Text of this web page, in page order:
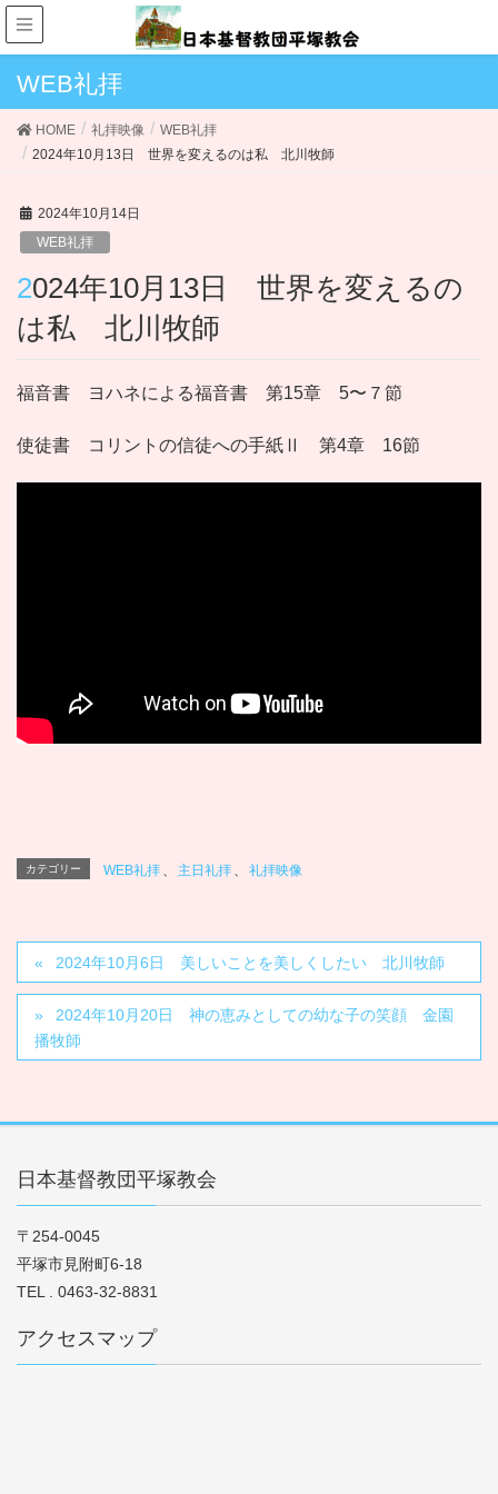
WEB礼拝
HOME 礼拝映像
WEB礼拝
2024年10月13日 世界を変えるのは私 北川牧師
2024年10月14日
WEB礼拝
2024年10月13日 世界を変えるの
は私 北川牧師
福音書 ヨハネによる福音書 第15章 5〜７節
使徒書 コリントの信徒への手紙Ⅱ 第4章 16節
カテゴリー WEB礼拝 主日礼拝 礼拝映像
2024年10月6日 美しいことを美しくしたい 北川牧師
2024年10月20日 神の恵みとしての幼な子の笑顔 金園
播牧師
日本基督教団平塚教会
〒254-0045
平塚市見附町6-18
TEL . 0463-32-8831
アクセスマップ